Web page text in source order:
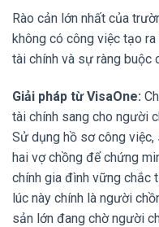
Rào cản lớn nhất của
không có công việc tạo
tài chính và sự ràng buộc
Giải pháp từ VisaOne:
tài chính sang cho người
Sử dụng hồ sơ công
hai vợ chồng để chứng
chính gia đình vững chắc
lúc này chính là người
sản lớn đang chờ người